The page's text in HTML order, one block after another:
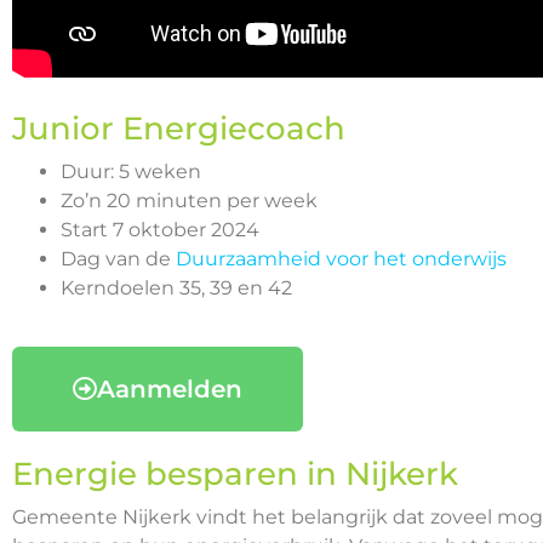
Junior Energiecoach
Duur: 5 weken
Zo’n 20 minuten per week
Start 7 oktober 2024
Dag van de Duurzaamheid voor het onderwijs
Kerndoelen 35, 39 en 42
Aanmelden
Energie besparen in Nijkerk
Gemeente Nijkerk vindt het belangrijk dat zoveel